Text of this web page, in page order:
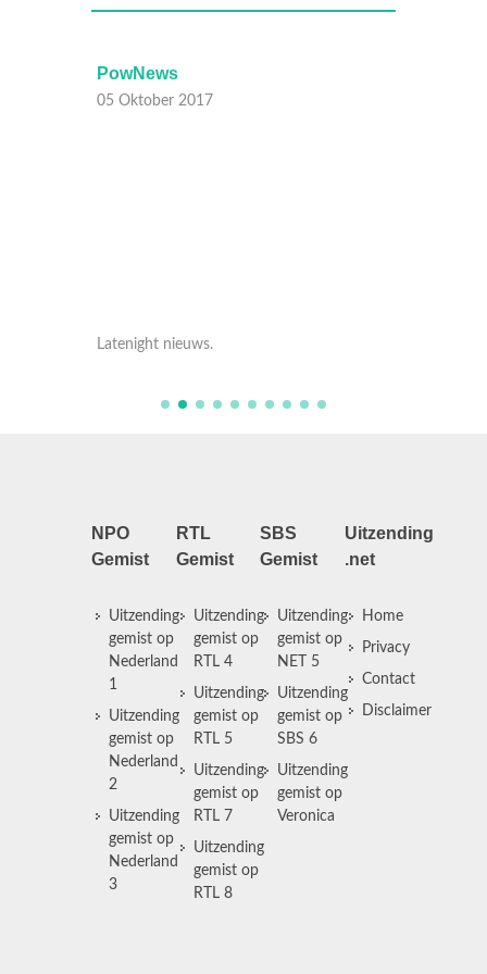
PowNews
05 Oktober 2017
Latenight nieuws.
NPO
Gemist
Uitzending
gemist op
Nederland
1
Uitzending
gemist op
Nederland
2
Uitzending
gemist op
Nederland
3
RTL
Gemist
Uitzending
gemist op
RTL 4
Uitzending
gemist op
RTL 5
Uitzending
gemist op
RTL 7
Uitzending
gemist op
RTL 8
SBS
Gemist
Uitzending
gemist op
NET 5
Uitzending
gemist op
SBS 6
Uitzending
gemist op
Veronica
Uitzending
.net
Home
Privacy
Contact
Disclaimer